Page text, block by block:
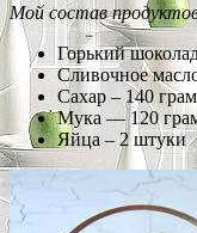
Мой состав
Горький
Сливочное
Сахар – 140
Мука — 120
Яйца – 2 штуки